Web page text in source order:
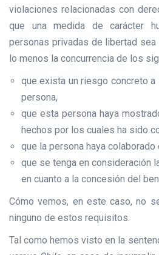
violaciones relacionadas con
que una medida de carácter
personas privadas de libertad
lo menos la concurrencia de los
que exista un riesgo concreto
persona,
que esta persona haya
hechos por los cuales ha sido
que la persona haya
que se tenga en consideración
en cuanto a la concesión del
Cómo vemos, en este caso, no
ninguno de estos requisitos.
Tal como hemos visto en la